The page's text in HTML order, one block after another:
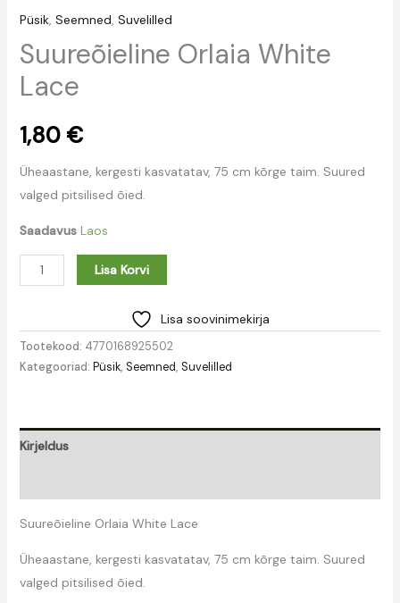
Püsik, Seemned, Suvelilled
Suureõieline Orlaia White
Lace
1,80 €
Üheaastane, kergesti kasvatatav, 75 cm kõrge taim. Suured
valged pitsilised õied.
Saadavus Laos
Lisa Korvi
Lisa soovinimekirja
Tootekood: 4770168925502
Kategooriad: Püsik, Seemned, Suvelilled
Kirjeldus
Suureõieline Orlaia White Lace
Üheaastane, kergesti kasvatatav, 75 cm kõrge taim. Suured
valged pitsilised õied.